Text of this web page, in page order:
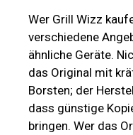
Wer Grill Wizz
verschiedene
ähnliche Geräte.
das Original mit
Borsten; der
dass günstige
bringen. Wer das